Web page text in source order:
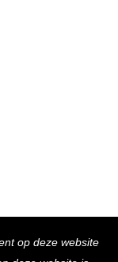
op deze website